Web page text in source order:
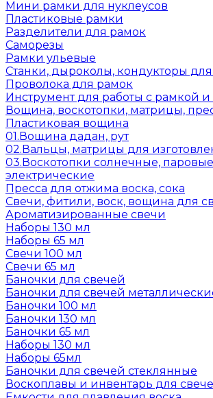
Мини рамки для нуклеусов
Пластиковые рамки
Разделители для рамок
Саморезы
Рамки ульевые
Станки, дыроколы, кондукторы
Проволока для рамок
Инструмент для работы с рамкой
Вощина, воскотопки, матрицы,
Пластиковая вощина
01.Вощина дадан, рут
02.Вальцы, матрицы для
03.Воскотопки солнечные,
электрические
Пресса для отжима воска, сока
Свечи, фитили, воск, вощина для
Ароматизированные свечи
Наборы 130 мл
Наборы 65 мл
Свечи 100 мл
Свечи 65 мл
Баночки для свечей
Баночки для свечей
Баночки 100 мл
Баночки 130 мл
Баночки 65 мл
Наборы 130 мл
Наборы 65мл
Баночки для свечей стеклянные
Воскоплавы и инвентарь для